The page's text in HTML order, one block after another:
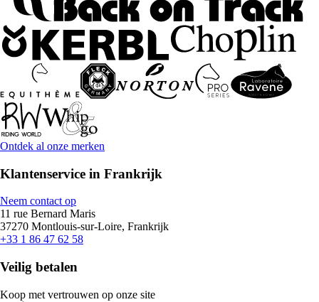
Ontdek al onze merken
Klantenservice in Frankrijk
Neem contact op
11 rue Bernard Maris
37270 Montlouis-sur-Loire, Frankrijk
+33 1 86 47 62 58
Veilig betalen
Koop met vertrouwen op onze site